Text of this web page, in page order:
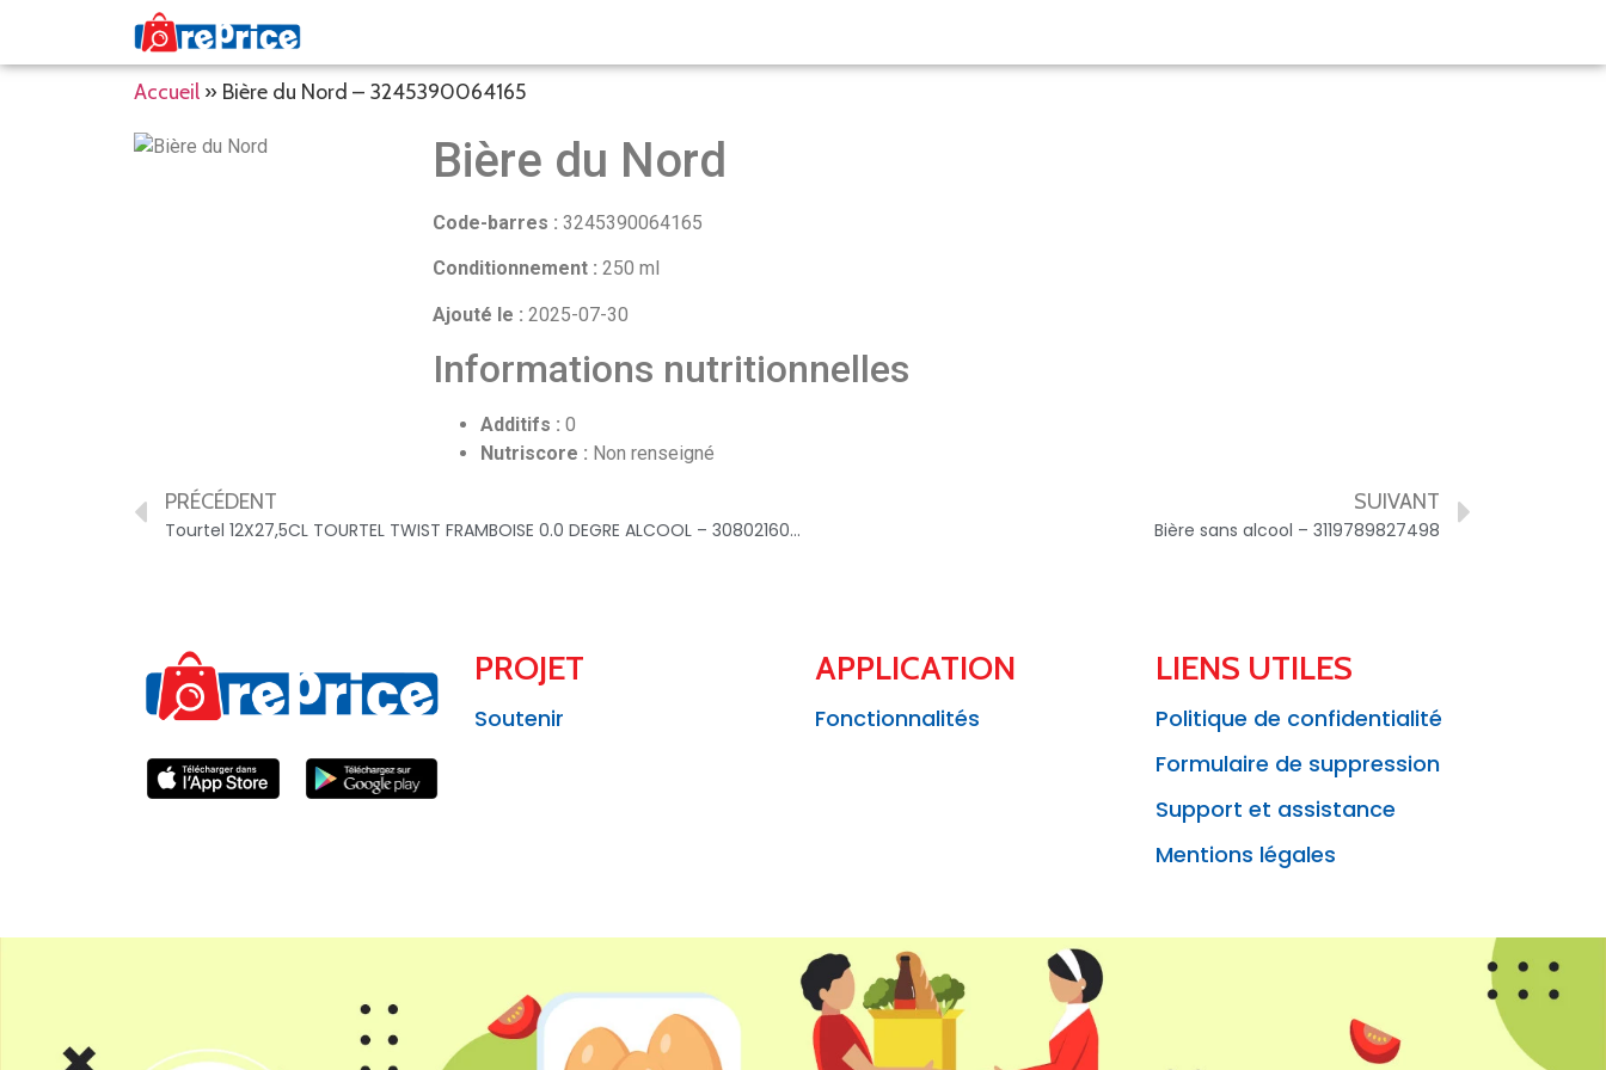
Accueil » Bière du Nord – 3245390064165
Bière du Nord
Code-barres : 3245390064165
Conditionnement : 250 ml
Ajouté le : 2025-07-30
Informations nutritionnelles
Additifs : 0
Nutriscore : Non renseigné
PRÉCÉDENT
Tourtel 12X27,5CL TOURTEL TWIST FRAMBOISE 0.0 DEGRE ALCOOL – 3080216055305
SUIVANT
Bière sans alcool – 3119789827498
PROJET
Soutenir
APPLICATION
Fonctionnalités
LIENS UTILES
Politique de confidentialité
Formulaire de suppression
Support et assistance
Mentions légales